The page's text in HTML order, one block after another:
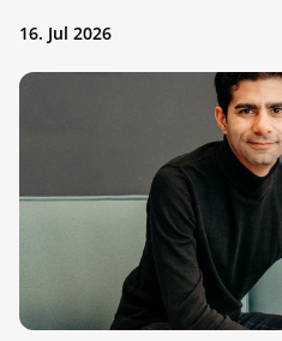
16. Jul 2026